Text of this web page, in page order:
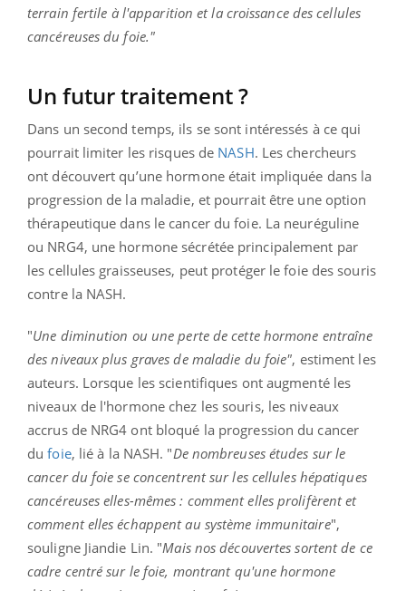
terrain fertile à l'apparition et la croissance des cellules
cancéreuses du foie."
Un futur traitement ?
Dans un second temps, ils se sont intéressés à ce qui
pourrait limiter les risques de NASH. Les chercheurs
ont découvert qu’une hormone était impliquée dans la
progression de la maladie, et pourrait être une option
thérapeutique dans le cancer du foie. La neuréguline
ou NRG4, une hormone sécrétée principalement par
les cellules graisseuses, peut protéger le foie des souris
contre la NASH.
"Une diminution ou une perte de cette hormone entraîne
des niveaux plus graves de maladie du foie", estiment les
auteurs. Lorsque les scientifiques ont augmenté les
niveaux de l'hormone chez les souris, les niveaux
accrus de NRG4 ont bloqué la progression du cancer
dufoie, lié à la NASH. "De nombreuses études sur le
cancer du foie se concentrent sur les cellules hépatiques
cancéreuses elles-mêmes : comment elles prolifèrent et
comment elles échappent au système immunitaire",
souligne Jiandie Lin. "Mais nos découvertes sortent de ce
cadre centré sur le foie, montrant qu'une hormone